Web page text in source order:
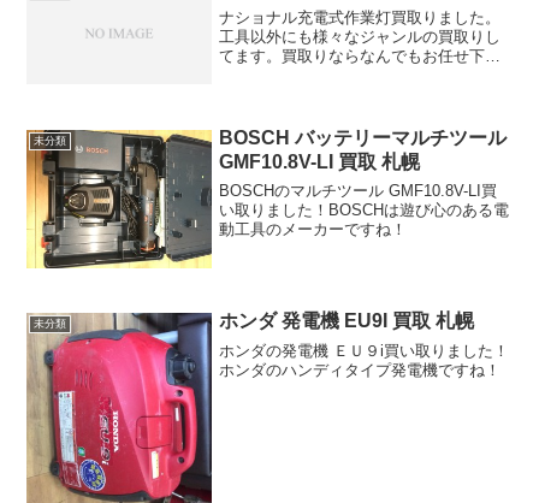
ナショナル充電式作業灯買取りました。
工具以外にも様々なジャンルの買取りし
てます。買取りならなんでもお任せ下さ
未分類
BOSCH バッテリーマルチツール
GMF10.8V-LI 買取 札幌
BOSCHのマルチツール GMF10.8V-LI買
い取りました！BOSCHは遊び心のある電
動工具のメーカーですね！
未分類 ホンダ 発電機 EU9I 買取 札幌
ホンダの発電機 ＥＵ９i買い取りました！
ホンダのハンディタイプ発電機ですね！